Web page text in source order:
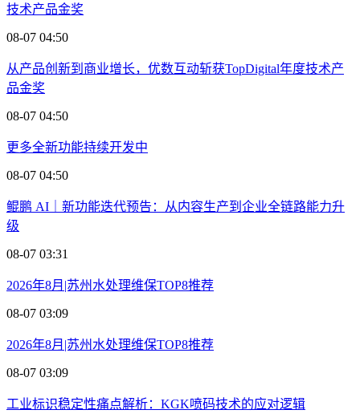
技术产品金奖
08-07 04:50
从产品创新到商业增长，优数互动斩获TopDigital年度技术产
品金奖
08-07 04:50
更多全新功能持续开发中
08-07 04:50
鲲鹏 AI｜新功能迭代预告：从内容生产到企业全链路能力升
级
08-07 03:31
2026年8月|苏州水处理维保TOP8推荐
08-07 03:09
2026年8月|苏州水处理维保TOP8推荐
08-07 03:09
工业标识稳定性痛点解析：KGK喷码技术的应对逻辑